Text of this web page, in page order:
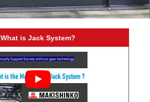
What is Jack System?